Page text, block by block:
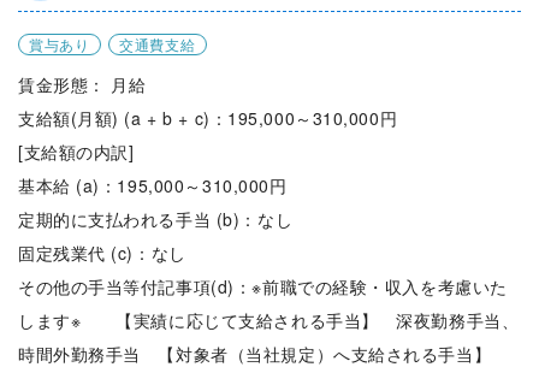
賞与あり 交通費支給
賃金形態： 月給
支給額(月額) (a + b + c)：195,000～310,000円
[支給額の内訳]
基本給 (a)：195,000～310,000円
定期的に支払われる手当 (b)：なし
固定残業代 (c)：なし
その他の手当等付記事項(d)：※前職での経験・収入を考慮いた
します※ 【実績に応じて支給される手当】 深夜勤務手当、
時間外勤務手当 【対象者（当社規定）へ支給される手当】